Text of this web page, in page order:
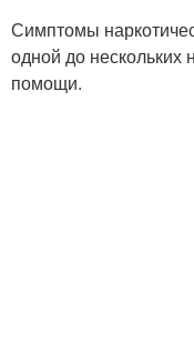
Симптомы
одной до нескольких
помощи.